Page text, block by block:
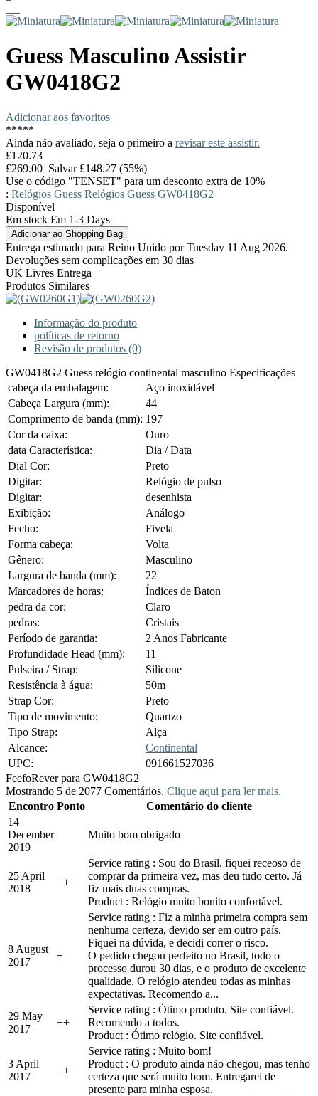
Guess Masculino Assistir
GW0418G2
Adicionar aos favoritos
*****
Ainda não avaliado, seja o primeiro a revisar este assistir.
£120.73
£269.00 Salvar £148.27 (55%)
Use o código "TENSET" para um desconto extra de 10%
: Relógios Guess Relógios Guess GW0418G2
Disponível
Em stock Em 1-3 Days
Entrega estimado para Reino Unido por Tuesday 11 Aug 2026.
Devoluções sem complicações em 30 dias
UK Livres Entrega
Produtos Similares
Informação do produto
políticas de retorno
Revisão de produtos (0)
GW0418G2 Guess relógio continental masculino Especificações
cabeça da embalagem:
Aço inoxidável
Cabeça Largura (mm):
44
Comprimento de banda (mm): 197
Cor da caixa:
Ouro
data Característica:
Dia / Data
Dial Cor:
Preto
Digitar:
Relógio de pulso
Digitar:
desenhista
Exibição:
Análogo
Fecho:
Fivela
Forma cabeça:
Volta
Gênero:
Masculino
Largura de banda (mm):
22
Marcadores de horas:
Índices de Baton
pedra da cor:
Claro
pedras:
Cristais
Período de garantia:
2 Anos Fabricante
Profundidade Head (mm):
11
Pulseira / Strap:
Silicone
Resistência à água:
50m
Strap Cor:
Preto
Tipo de movimento:
Quartzo
Tipo Strap:
Alça
Alcance:
Continental
UPC:
091661527036
FeefoRever para GW0418G2
Mostrando 5 de 2077 Comentários. Clique aqui para ler mais.
Encontro Ponto
Comentário do cliente
14
December
2019
Muito bom obrigado
25 April
2018
++
Service rating : Sou do Brasil, fiquei receoso de
comprar da primeira vez, mas deu tudo certo. Já
fiz mais duas compras.
Product : Relógio muito bonito confortável.
8 August
2017
+
Service rating : Fiz a minha primeira compra sem
nenhuma certeza, devido ser em outro país.
Fiquei na dúvida, e decidi correr o risco.
O pedido chegou perfeito no Brasil, todo o
processo durou 30 dias, e o produto de excelente
qualidade. O relógio atendeu todas as minhas
expectativas. Recomendo a...
29 May
2017
++
Service rating : Ótimo produto. Site confiável.
Recomendo a todos.
Product : Ótimo relógio. Site confiável.
3 April
2017
++
Service rating : Muito bom!
Product : O produto ainda não chegou, mas tenho
certeza que será muito bom. Entregarei de
presente para minha esposa.